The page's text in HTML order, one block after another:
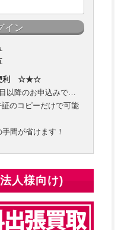
利 ☆★☆
以降のお申込みで…
のコピーだけで可能
間が省けます！
人様向け)